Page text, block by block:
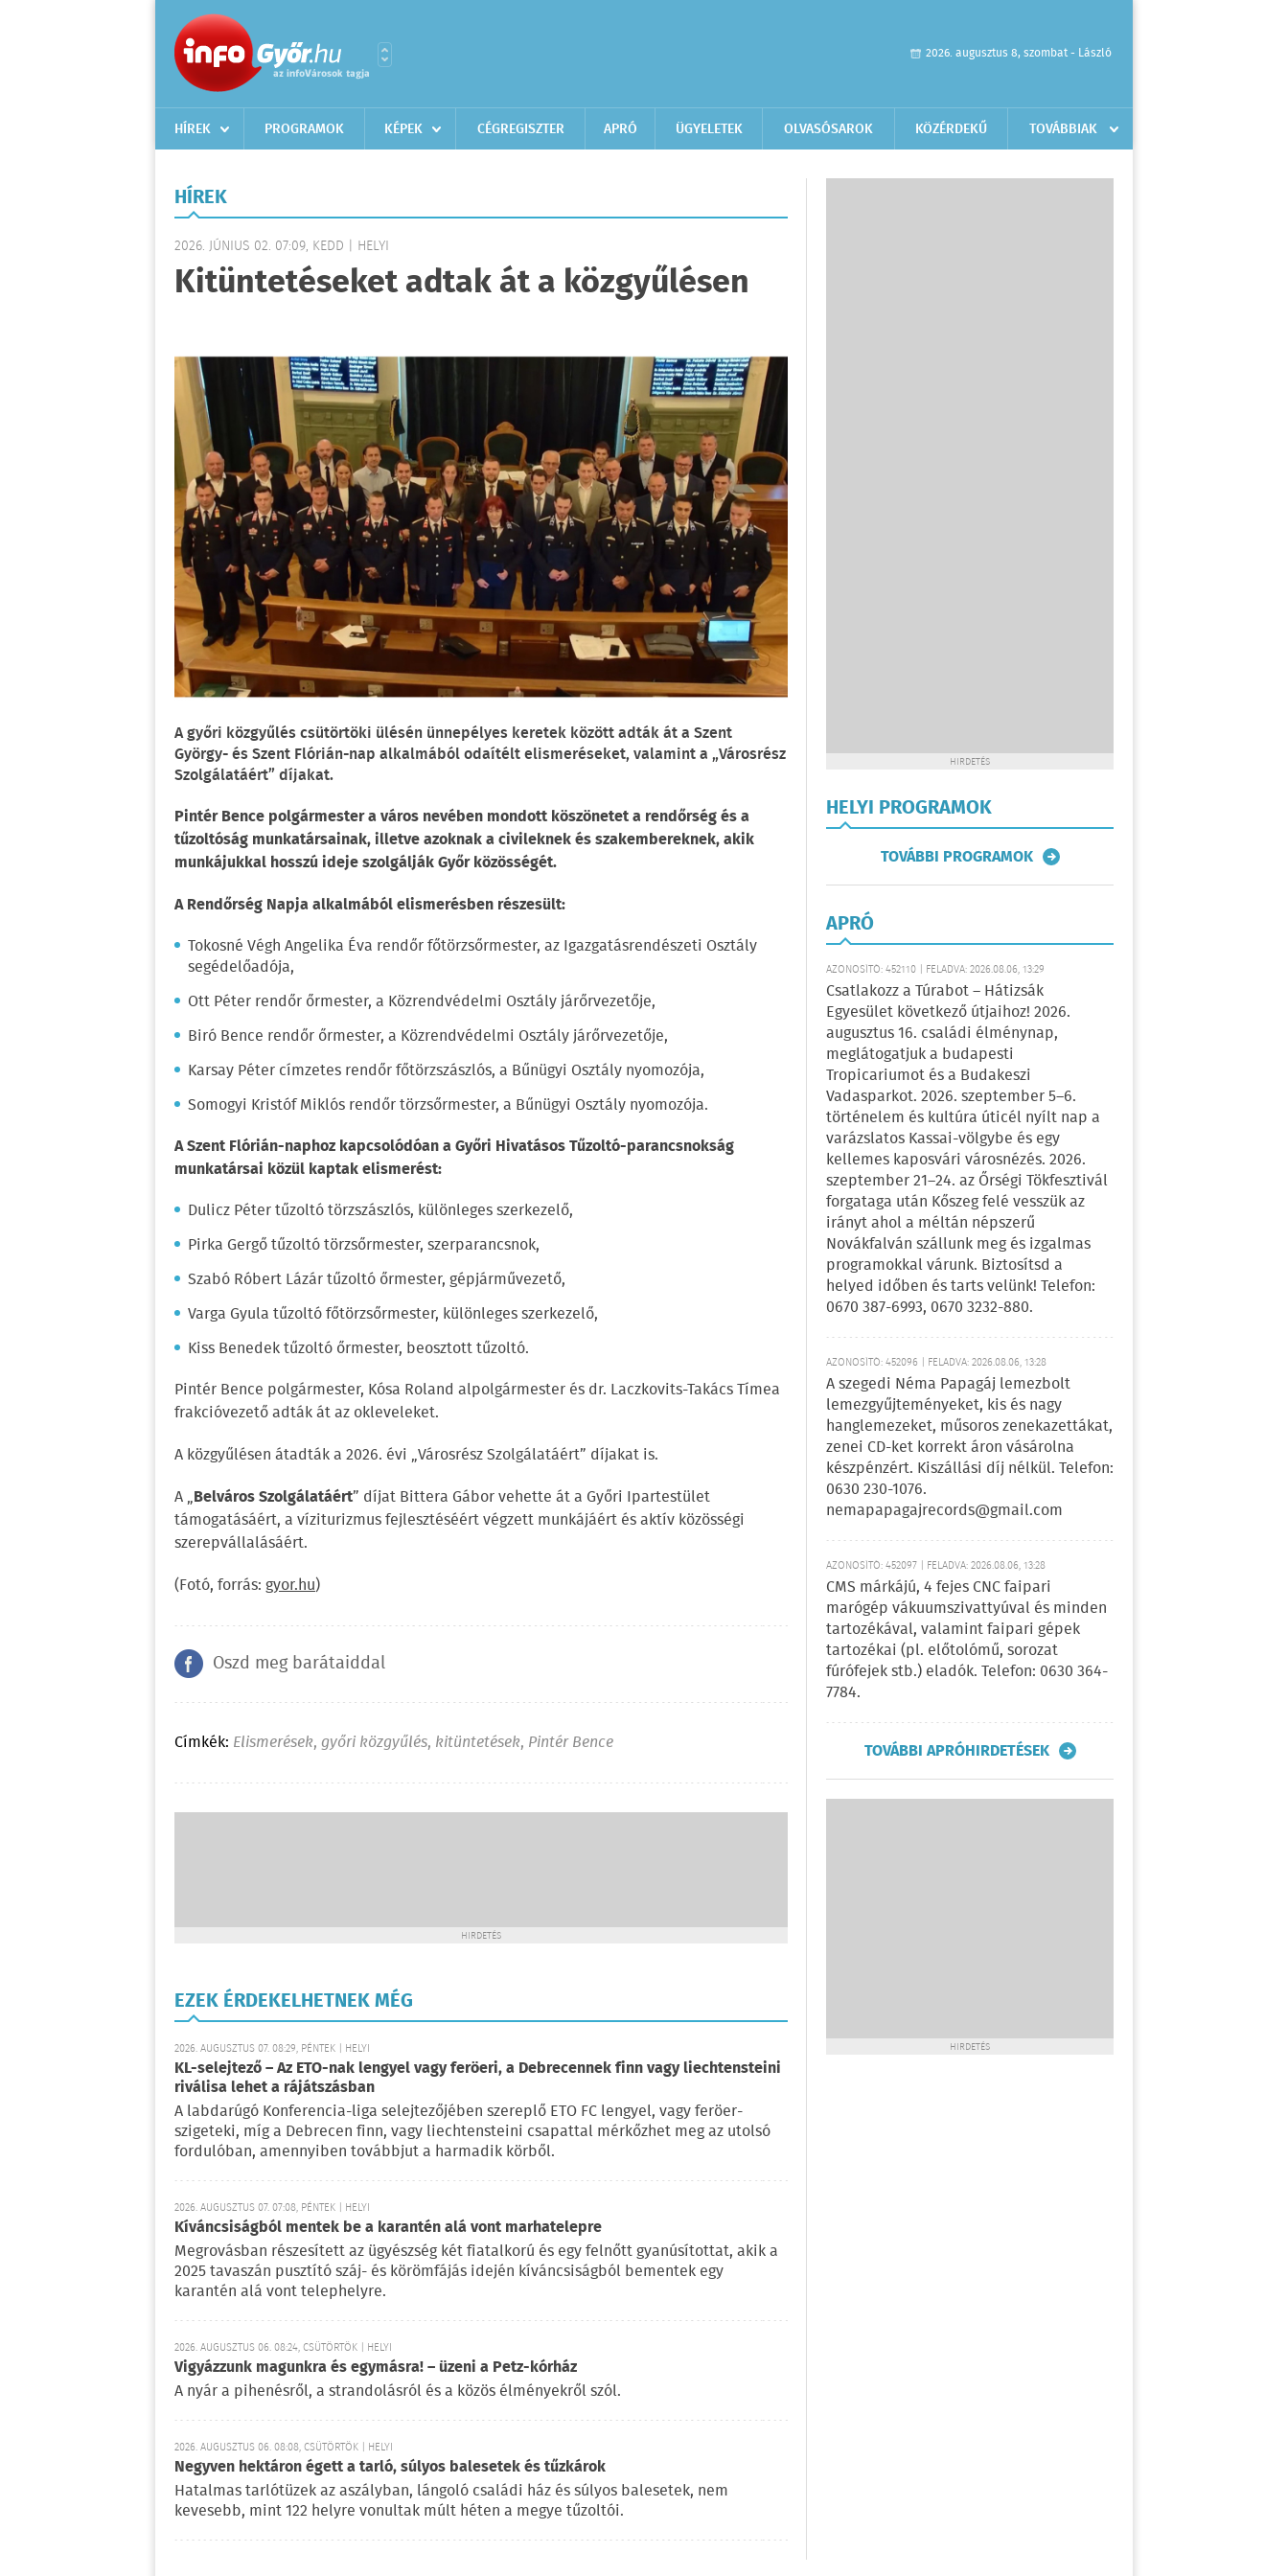
2026. augusztus 8, szombat - László
HÍREK PROGRAMOK KÉPEK CÉGREGISZTER APRÓ ÜGYELETEK OLVASÓSAROK KÖZÉRDEKŰ TOVÁBBIAK
HÍREK
2026. JÚNIUS 02. 07:09, KEDD | HELYI
Kitüntetéseket adtak át a közgyűlésen
A győri közgyűlés csütörtöki ülésén ünnepélyes keretek között adták át a Szent
György- és Szent Flórián-nap alkalmából odaítélt elismeréseket, valamint a „Városrész
Szolgálatáért” díjakat.
Pintér Bence polgármester a város nevében mondott köszönetet a rendőrség és a
tűzoltóság munkatársainak, illetve azoknak a civileknek és szakembereknek, akik
munkájukkal hosszú ideje szolgálják Győr közösségét.
A Rendőrség Napja alkalmából elismerésben részesült:
Tokosné Végh Angelika Éva rendőr főtörzsőrmester, az Igazgatásrendészeti Osztály
segédelőadója,
Ott Péter rendőr őrmester, a Közrendvédelmi Osztály járőrvezetője,
Biró Bence rendőr őrmester, a Közrendvédelmi Osztály járőrvezetője,
Karsay Péter címzetes rendőr főtörzszászlós, a Bűnügyi Osztály nyomozója,
Somogyi Kristóf Miklós rendőr törzsőrmester, a Bűnügyi Osztály nyomozója.
A Szent Flórián-naphoz kapcsolódóan a Győri Hivatásos Tűzoltó-parancsnokság
munkatársai közül kaptak elismerést:
Dulicz Péter tűzoltó törzszászlós, különleges szerkezelő,
Pirka Gergő tűzoltó törzsőrmester, szerparancsnok,
Szabó Róbert Lázár tűzoltó őrmester, gépjárművezető,
Varga Gyula tűzoltó főtörzsőrmester, különleges szerkezelő,
Kiss Benedek tűzoltó őrmester, beosztott tűzoltó.
Pintér Bence polgármester, Kósa Roland alpolgármester és dr. Laczkovits-Takács Tímea
frakcióvezető adták át az okleveleket.
A közgyűlésen átadták a 2026. évi „Városrész Szolgálatáért” díjakat is.
A „Belváros Szolgálatáért” díjat Bittera Gábor vehette át a Győri Ipartestület
támogatásáért, a víziturizmus fejlesztéséért végzett munkájáért és aktív közösségi
szerepvállalásáért.
(Fotó, forrás: gyor.hu)
Oszd meg barátaiddal
Címkék: Elismerések, győri közgyűlés, kitüntetések, Pintér Bence
HIRDETÉS
EZEK ÉRDEKELHETNEK MÉG
2026. AUGUSZTUS 07. 08:29, PÉNTEK | HELYI
KL-selejtező – Az ETO-nak lengyel vagy feröeri, a Debrecennek finn vagy liechtensteini
riválisa lehet a rájátszásban
A labdarúgó Konferencia-liga selejtezőjében szereplő ETO FC lengyel, vagy feröer-
szigeteki, míg a Debrecen finn, vagy liechtensteini csapattal mérkőzhet meg az utolsó
fordulóban, amennyiben továbbjut a harmadik körből.
2026. AUGUSZTUS 07. 07:08, PÉNTEK | HELYI
Kíváncsiságból mentek be a karantén alá vont marhatelepre
Megrovásban részesített az ügyészség két fiatalkorú és egy felnőtt gyanúsítottat, akik a
2025 tavaszán pusztító száj- és körömfájás idején kíváncsiságból bementek egy
karantén alá vont telephelyre.
2026. AUGUSZTUS 06. 08:24, CSÜTÖRTÖK | HELYI
Vigyázzunk magunkra és egymásra! – üzeni a Petz-kórház
A nyár a pihenésről, a strandolásról és a közös élményekről szól.
2026. AUGUSZTUS 06. 08:08, CSÜTÖRTÖK | HELYI
Negyven hektáron égett a tarló, súlyos balesetek és tűzkárok
Hatalmas tarlótüzek az aszályban, lángoló családi ház és súlyos balesetek, nem
kevesebb, mint 122 helyre vonultak múlt héten a megye tűzoltói.
HIRDETÉS
HELYI PROGRAMOK
TOVÁBBI PROGRAMOK
APRÓ
AZONOSÍTÓ: 452110 | FELADVA: 2026.08.06, 13:29
Csatlakozz a Túrabot – Hátizsák
Egyesület következő útjaihoz! 2026.
augusztus 16. családi élménynap,
meglátogatjuk a budapesti
Tropicariumot és a Budakeszi
Vadasparkot. 2026. szeptember 5–6.
történelem és kultúra úticél nyílt nap a
varázslatos Kassai-völgybe és egy
kellemes kaposvári városnézés. 2026.
szeptember 21–24. az Őrségi Tökfesztivál
forgataga után Kőszeg felé vesszük az
irányt ahol a méltán népszerű
Novákfalván szállunk meg és izgalmas
programokkal várunk. Biztosítsd a
helyed időben és tarts velünk! Telefon:
0670 387-6993, 0670 3232-880.
AZONOSÍTÓ: 452096 | FELADVA: 2026.08.06, 13:28
A szegedi Néma Papagáj lemezbolt
lemezgyűjteményeket, kis és nagy
hanglemezeket, műsoros zenekazettákat,
zenei CD-ket korrekt áron vásárolna
készpénzért. Kiszállási díj nélkül. Telefon:
0630 230-1076.
nemapapagajrecords@gmail.com
AZONOSÍTÓ: 452097 | FELADVA: 2026.08.06, 13:28
CMS márkájú, 4 fejes CNC faipari
marógép vákuumszivattyúval és minden
tartozékával, valamint faipari gépek
tartozékai (pl. előtolómű, sorozat
fúrófejek stb.) eladók. Telefon: 0630 364-
7784.
TOVÁBBI APRÓHIRDETÉSEK
HIRDETÉS